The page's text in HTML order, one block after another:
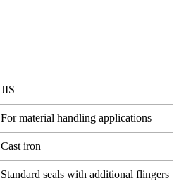
JIS
For material handling applications
Cast iron
Standard seals with additional flingers